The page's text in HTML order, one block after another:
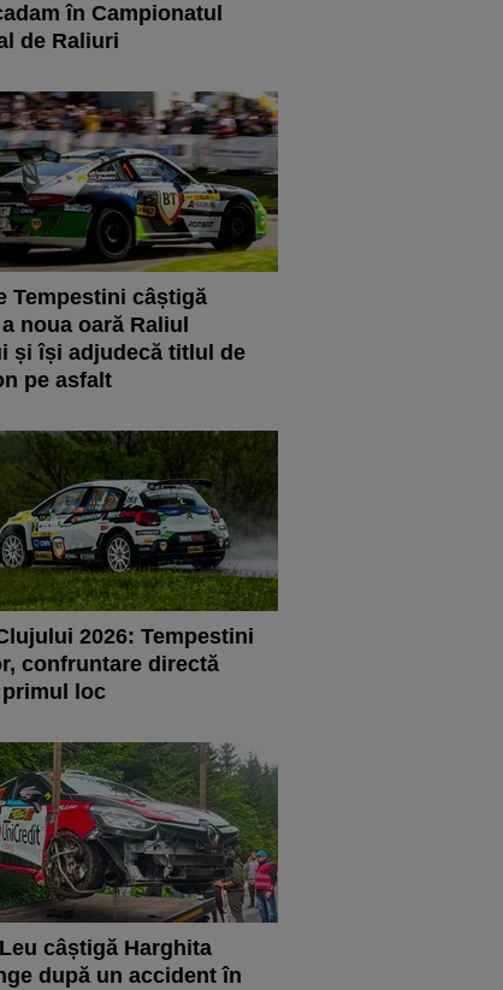
în Campionatul
de Raliuri
Tempestini câștigă
noua oară Raliul
și își adjudecă titlul de
pe asfalt
2026: Tempestini
confruntare directă
loc
câștigă Harghita
după un accident în